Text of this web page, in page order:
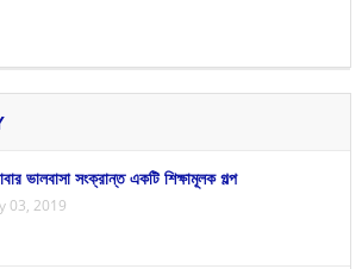
ভালবাসা সংক্রান্ত একটি শিক্ষামূলক গল্প
03, 2019